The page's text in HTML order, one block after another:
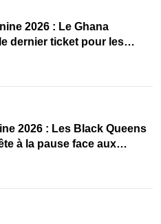
2026 : Le Ghana
dernier ticket pour les
2026 : Les Black Queens
à la pause face aux